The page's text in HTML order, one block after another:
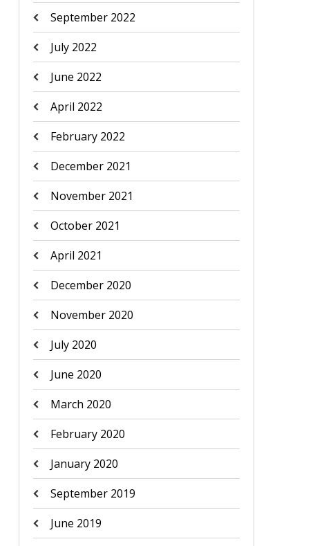
September 2022
July 2022
June 2022
April 2022
February 2022
December 2021
November 2021
October 2021
April 2021
December 2020
November 2020
July 2020
June 2020
March 2020
February 2020
January 2020
September 2019
June 2019